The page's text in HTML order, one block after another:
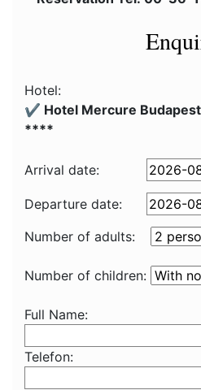
Hotel:
✔️ Hotel Mercure
****
Arrival date:
Departure date:
Number of adults:
Number of children:
Full Name:
Telefon: